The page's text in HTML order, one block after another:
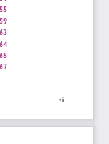
55
59
63
64
65
67
vii